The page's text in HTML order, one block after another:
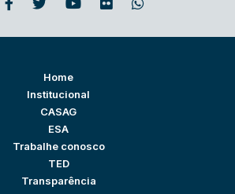
Home
Institucional
CASAG
ESA
Trabalhe conosco
TED
Transparência